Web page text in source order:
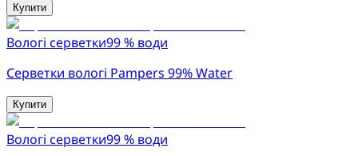
Купити
Вологі серветки99 % води
Серветки вологі Pampers 99% Water
Купити
Вологі серветки99 % води